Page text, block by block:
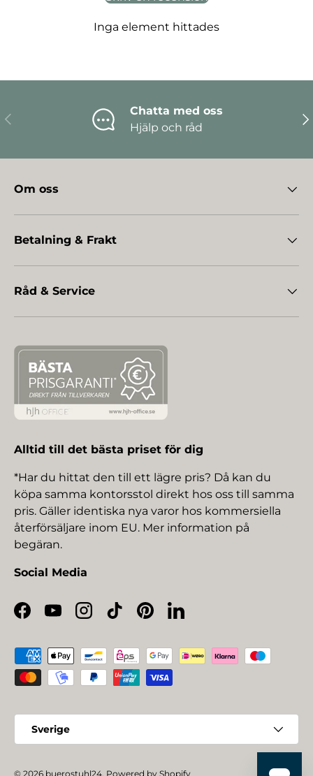
Inga element hittades
Föregående
Chatta med oss
Hjälp och råd
Om oss
Betalning & Frakt
Råd & Service
Alltid till det bästa priset för dig
*Har du hittat den till ett lägre pris? Då kan du
köpa samma kontorsstol direkt hos oss till samma
pris. Gäller identiska nya varor hos kommersiella
återförsäljare inom EU. Mer information på
begäran.
Social Media
Facebook
YouTubeInstagram
TikTokPinterestLinkedIn
Betalningsmetoder
Sverige
© 2026 buerostuhl24. Powered by Shopify